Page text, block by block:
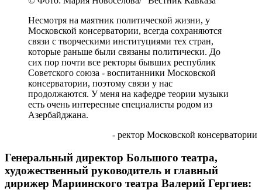
Несмотря на маятник политической жизни, у
Московской консерватории, всегда сохраняются
связи с творческими институциями тех стран,
которые раньше были связаны политически. До
сих пор почти все ректоры бывших республик
Советского союза - воспитанники Московской
консерватории, поэтому связи у нас
продолжаются. У меня на кафедре теории музыки
есть очень интересные специалисты родом из
Азербайджана.
- ректор Московской консерватории
Генеральный директор Большого театра,
художественный руководитель и главный
дирижер Мариинского театра Валерий Гергиев: